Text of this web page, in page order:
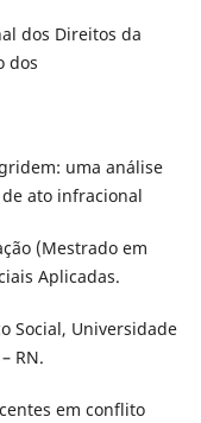
dos Direitos da
dos
uma análise
ato infracional
(Mestrado em
Aplicadas.
Social, Universidade
RN.
em conflito